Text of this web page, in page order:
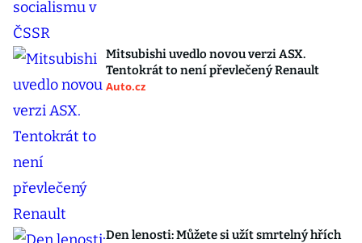
Mitsubishi uvedlo novou verzi ASX.
Tentokrát to není převlečený Renault
Auto.cz
Den lenosti: Můžete si užít smrtelný hřích